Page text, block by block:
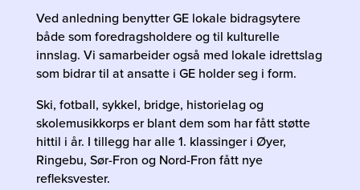
Ved anledning benytter GE lokale bidragsytere
både som foredragsholdere og til kulturelle
innslag. Vi samarbeider også med lokale idrettslag
som bidrar til at ansatte i GE holder seg i form.
Ski, fotball, sykkel, bridge, historielag og
skolemusikkorps er blant dem som har fått støtte
hittil i år. I tillegg har alle 1. klassinger i Øyer,
Ringebu, Sør-Fron og Nord-Fron fått nye
refleksvester.